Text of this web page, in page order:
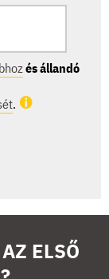
és állandó
.
ELSŐ